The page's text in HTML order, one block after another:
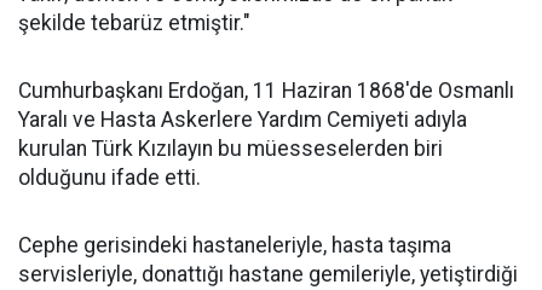
şekilde tebarüz etmiştir."
Cumhurbaşkanı Erdoğan, 11 Haziran 1868'de Osmanlı
Yaralı ve Hasta Askerlere Yardım Cemiyeti adıyla
kurulan Türk Kızılayın bu müesseselerden biri
olduğunu ifade etti.
Cephe gerisindeki hastaneleriyle, hasta taşıma
servisleriyle, donattığı hastane gemileriyle, yetiştirdiği